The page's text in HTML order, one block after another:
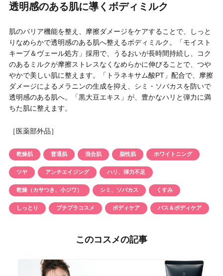
アイテム
目的・用途
・
悩みなど
発売日
透明感のある肌に導くボディミルク
肌のバリア機能を整え、摩擦ダメージをケアすることで、しっと
りなめらかで透明感のある肌へ整えるボディミルク。「モイスト
キープ＆ヴェール処方」採用で、うるおいが長時間持続し、コク
のあるミルクが摩擦ストレスなくなめらかに伸びることで、つや
やかで美しい肌に整えます。「トラネキサム酸PT」配合で、摩擦
ダメージによるメラニンの生成を抑え、シミ・ソバカスを防いで
透明感のある肌へ。「黒大豆エキス」が、豊かなハリと弾力に満
ちた肌に整えます。
［医薬部外品］
乾燥肌 普通肌 混合肌 脂性肌 ホワイトニング
ツヤ アンチエイジング ハリ、弾力不足
乾燥（カサつき、小ジワ） シミ、ソバカス くすみ
しっとり プチプラコスメ ボディケア バス＆ボディケア
このコスメの記事